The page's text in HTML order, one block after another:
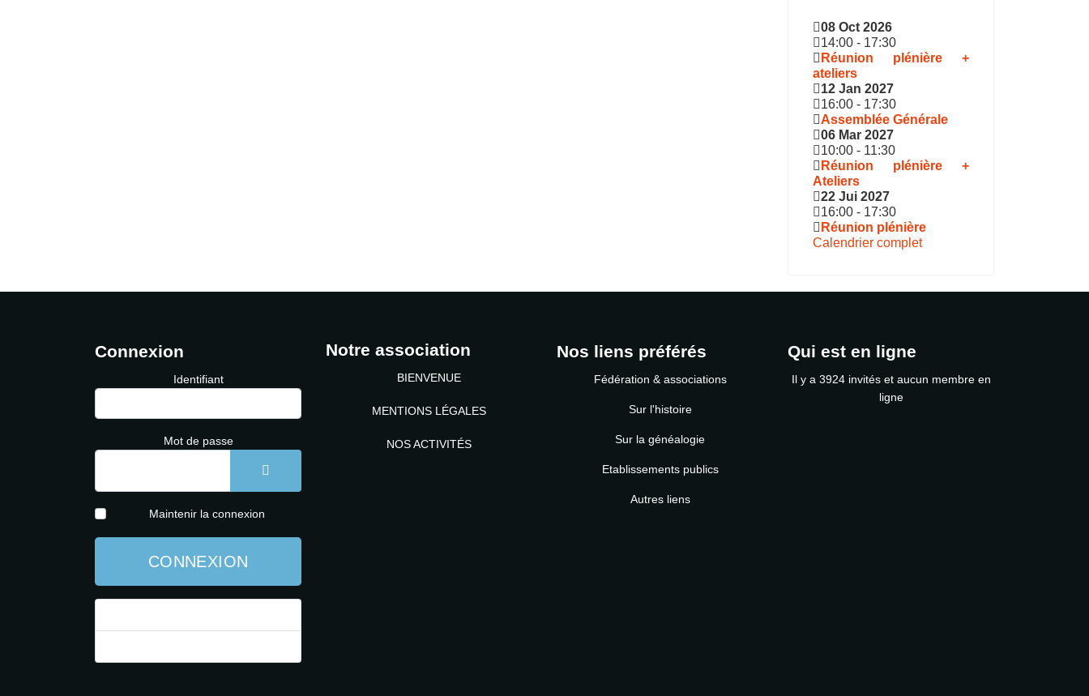
08 Oct 2026
14:00 - 17:30
Réunion plénière +
ateliers
12 Jan 2027
16:00 - 17:30
Assemblée Générale
06 Mar 2027
10:00 - 11:30
Réunion plénière +
Ateliers
22 Jui 2027
16:00 - 17:30
Réunion plénière
Calendrier complet
Connexion
Identifiant
Mot de passe
AFFICHER LE MOT DE PASSE
Maintenir la connexion
CONNEXION
Notre association
BIENVENUE
MENTIONS LÉGALES
NOS ACTIVITÉS
Nos liens préférés
Fédération & associations
Sur l'histoire
Sur la généalogie
Etablissements publics
Autres liens
Qui est en ligne
Il y a 3924 invités et aucun membre en
ligne